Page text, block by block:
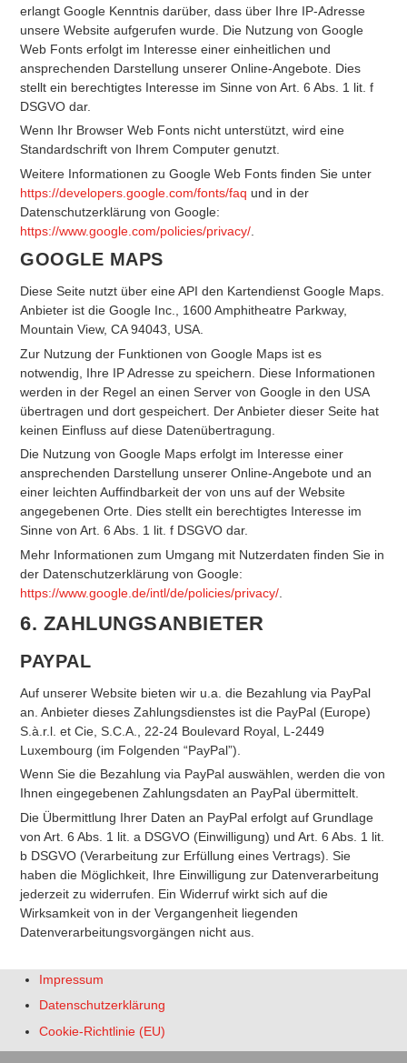
erlangt Google Kenntnis darüber, dass über Ihre IP-Adresse
unsere Website aufgerufen wurde. Die Nutzung von Google
Web Fonts erfolgt im Interesse einer einheitlichen und
ansprechenden Darstellung unserer Online-Angebote. Dies
stellt ein berechtigtes Interesse im Sinne von Art. 6 Abs. 1 lit. f
DSGVO dar.
Wenn Ihr Browser Web Fonts nicht unterstützt, wird eine
Standardschrift von Ihrem Computer genutzt.
Weitere Informationen zu Google Web Fonts finden Sie unter
https://developers.google.com/fonts/faq und in der
Datenschutzerklärung von Google:
https://www.google.com/policies/privacy/
GOOGLE MAPS
Diese Seite nutzt über eine API den Kartendienst Google Maps.
Anbieter ist die Google Inc., 1600 Amphitheatre Parkway,
Mountain View, CA 94043, USA.
Zur Nutzung der Funktionen von Google Maps ist es
notwendig, Ihre IP Adresse zu speichern. Diese Informationen
werden in der Regel an einen Server von Google in den USA
übertragen und dort gespeichert. Der Anbieter dieser Seite hat
keinen Einfluss auf diese Datenübertragung.
Die Nutzung von Google Maps erfolgt im Interesse einer
ansprechenden Darstellung unserer Online-Angebote und an
einer leichten Auffindbarkeit der von uns auf der Website
angegebenen Orte. Dies stellt ein berechtigtes Interesse im
Sinne von Art. 6 Abs. 1 lit. f DSGVO dar.
Mehr Informationen zum Umgang mit Nutzerdaten finden Sie in
der Datenschutzerklärung von Google:
https://www.google.de/intl/de/policies/privacy/
6. ZAHLUNGSANBIETER
PAYPAL
Auf unserer Website bieten wir u.a. die Bezahlung via PayPal
an. Anbieter dieses Zahlungsdienstes ist die PayPal (Europe)
S.à.r.l. et Cie, S.C.A., 22-24 Boulevard Royal, L-2449
Luxembourg (im Folgenden “PayPal”).
Wenn Sie die Bezahlung via PayPal auswählen, werden die von
Ihnen eingegebenen Zahlungsdaten an PayPal übermittelt.
Die Übermittlung Ihrer Daten an PayPal erfolgt auf Grundlage
von Art. 6 Abs. 1 lit. a DSGVO (Einwilligung) und Art. 6 Abs. 1 lit.
b DSGVO (Verarbeitung zur Erfüllung eines Vertrags). Sie
haben die Möglichkeit, Ihre Einwilligung zur Datenverarbeitung
jederzeit zu widerrufen. Ein Widerruf wirkt sich auf die
Wirksamkeit von in der Vergangenheit liegenden
Datenverarbeitungsvorgängen nicht aus.
Impressum
Datenschutzerklärung
Cookie-Richtlinie (EU)